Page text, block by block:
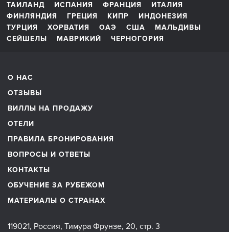
ТАИЛАНД ИСПАНИЯ ФРАНЦИЯ
ИТАЛИЯ
ФИНЛЯНДИЯ
ГРЕЦИЯ КИПР
ИНДОНЕЗИЯ
ТУРЦИЯ
ХОРВАТИЯ ОАЭ США
МАЛЬДИВЫ
СЕЙШЕЛЫ
МАВРИКИЙ ЧЕРНОГОРИЯ
О НАС
ОТЗЫВЫ
ВИЛЛЫ НА ПРОДАЖУ
ОТЕЛИ
ПРАВИЛА БРОНИРОВАНИЯ
ВОПРОСЫ И ОТВЕТЫ
КОНТАКТЫ
ОБУЧЕНИЕ ЗА РУБЕЖОМ
МАТЕРИАЛЫ О СТРАНАХ
119021, Россия, Тимура Фрунзе, 20, стр. 3